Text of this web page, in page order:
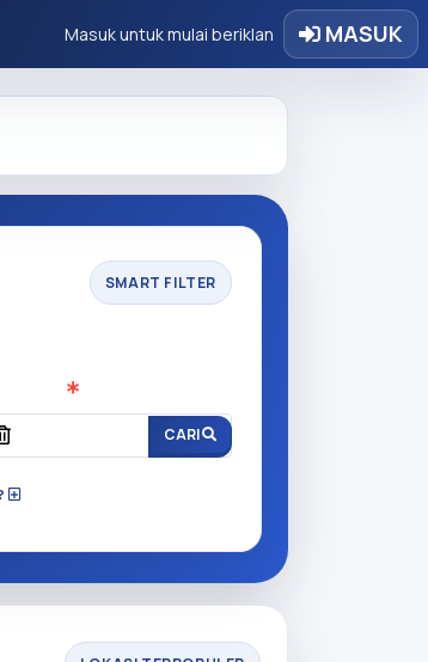
Masuk untuk mulai beriklan MASUK
SMART FILTER
CARI